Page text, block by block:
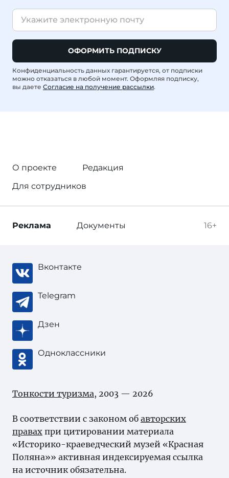
ОФОРМИТЬ ПОДПИСКУ
Конфиденциальность данных гарантируется, от подписки
можно отказаться в любой момент. Оформляя подписку,
вы даете Согласие на получение рассылки.
О проекте
Редакция
Для сотрудников
16+
Реклама Документы
Вконтакте
Telegram
Дзен
Одноклассники
Тонкости туризма, 2003 — 2026
В соответствии с законом об авторских
правах при цитировании материала
«Историко-краеведческий музей «Красная
Поляна»» активная индексируемая ссылка
на источник обязательна.